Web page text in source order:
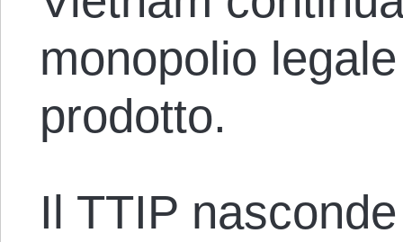
monopolio
prodotto.
Il TTIP